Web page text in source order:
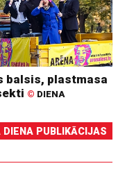
balsis, plastmasa
© DIENA
DIENA PUBLIKĀCIJAS